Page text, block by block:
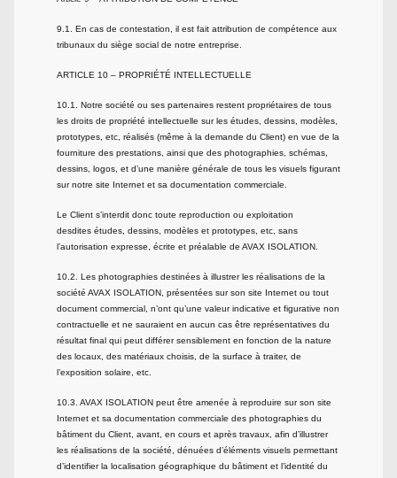
9.1. En cas de contestation, il est fait attribution de compétence aux
tribunaux du siège social de notre entreprise.
ARTICLE 10 – PROPRIÉTÉ INTELLECTUELLE
10.1. Notre société ou ses partenaires restent propriétaires de tous
les droits de propriété intellectuelle sur les études, dessins, modèles,
prototypes, etc, réalisés (même à la demande du Client) en vue de la
fourniture des prestations, ainsi que des photographies, schémas,
dessins, logos, et d’une manière générale de tous les visuels figurant
sur notre site Internet et sa documentation commerciale.
Le Client s’interdit donc toute reproduction ou exploitation
desdites études, dessins, modèles et prototypes, etc, sans
l’autorisation expresse, écrite et préalable de AVAX ISOLATION.
10.2. Les photographies destinées à illustrer les réalisations de la
société AVAX ISOLATION, présentées sur son site Internet ou tout
document commercial, n’ont qu’une valeur indicative et figurative non
contractuelle et ne sauraient en aucun cas être représentatives du
résultat final qui peut différer sensiblement en fonction de la nature
des locaux, des matériaux choisis, de la surface à traiter, de
l’exposition solaire, etc.
10.3. AVAX ISOLATION peut être amenée à reproduire sur son site
Internet et sa documentation commerciale des photographies du
bâtiment du Client, avant, en cours et après travaux, afin d’illustrer
les réalisations de la société, dénuées d’éléments visuels permettant
d’identifier la localisation géographique du bâtiment et l’identité du